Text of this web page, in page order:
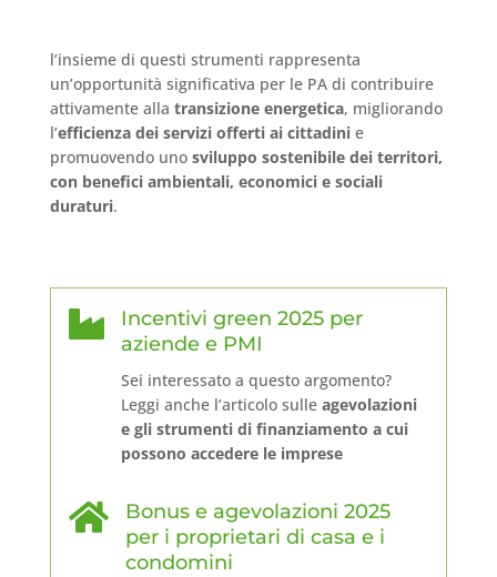
l’insieme di questi strumenti rappresenta
un’opportunità significativa per le PA di contribuire
attivamente alla transizione energetica, migliorando
l’efficienza dei servizi offerti ai cittadinie
promuovendo uno sviluppo sostenibile dei territori,
con benefici ambientali, economici e sociali
duraturi.

Incentivi green 2025 per
aziende e PMI
Sei interessato a questo argomento?
Leggi anche l’articolo sulle agevolazioni
e gli strumenti di finanziamento a cui
possono accedere le imprese

Bonus e agevolazioni 2025
per i proprietari di casa e i
condomini